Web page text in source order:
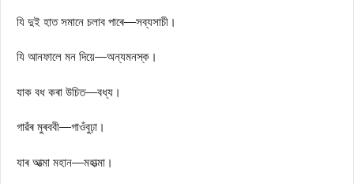
যি দুই হাত সমানে চলাব পাৰে—সব্যসাচী।
যি আনফালে মন দিয়ে—অন্যমনস্ক।
যাক বধ কৰা উচিত—বধ্য।
গাৱঁৰ মুৰববী—গাওঁবুঢ়া।
যাৰ আত্মা মহান—মহাত্মা।